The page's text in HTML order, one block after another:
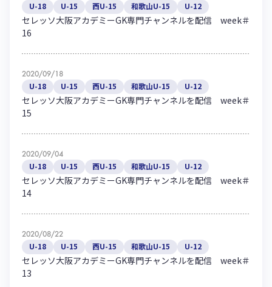
U-18 U-15 西U-15 和歌山U-15 U-12
セレッソ大阪アカデミーGK専門チャンネルを配信 week＃
16
2020/09/18
U-18 U-15 西U-15 和歌山U-15 U-12
セレッソ大阪アカデミーGK専門チャンネルを配信 week＃
15
2020/09/04
U-18 U-15 西U-15 和歌山U-15 U-12
セレッソ大阪アカデミーGK専門チャンネルを配信 week＃
14
2020/08/22
U-18 U-15 西U-15 和歌山U-15 U-12
セレッソ大阪アカデミーGK専門チャンネルを配信 week＃
13